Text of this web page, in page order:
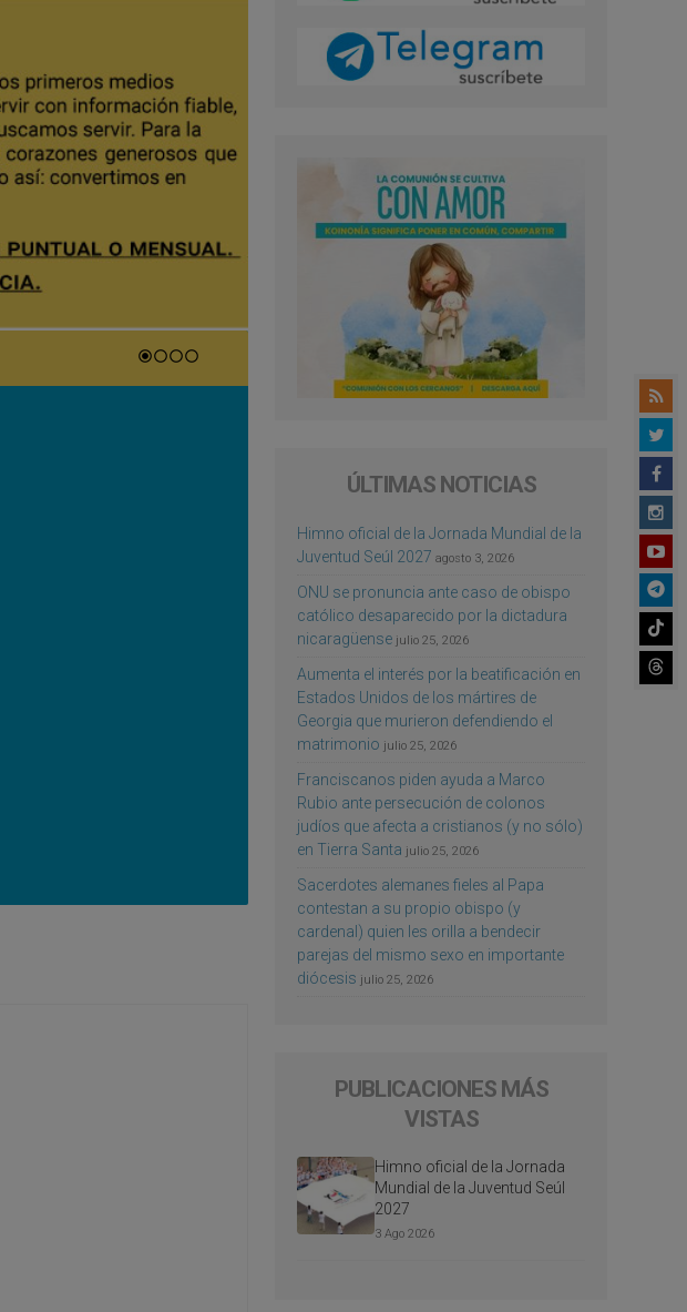
ÚLTIMAS NOTICIAS
Himno oficial de la Jornada Mundial de la
Juventud Seúl 2027 agosto 3, 2026
ONU se pronuncia ante caso de obispo
católico desaparecido por la dictadura
nicaragüense julio 25, 2026
Aumenta el interés por la beatificación en
Estados Unidos de los mártires de
Georgia que murieron defendiendo el
matrimonio julio 25, 2026
Franciscanos piden ayuda a Marco
Rubio ante persecución de colonos
judíos que afecta a cristianos (y no sólo)
en Tierra Santa julio 25, 2026
Sacerdotes alemanes fieles al Papa
contestan a su propio obispo (y
cardenal) quien les orilla a bendecir
parejas del mismo sexo en importante
diócesis julio 25, 2026
PUBLICACIONES MÁS
VISTAS
Himno oficial de la Jornada
Mundial de la Juventud Seúl
2027
3 Ago 2026